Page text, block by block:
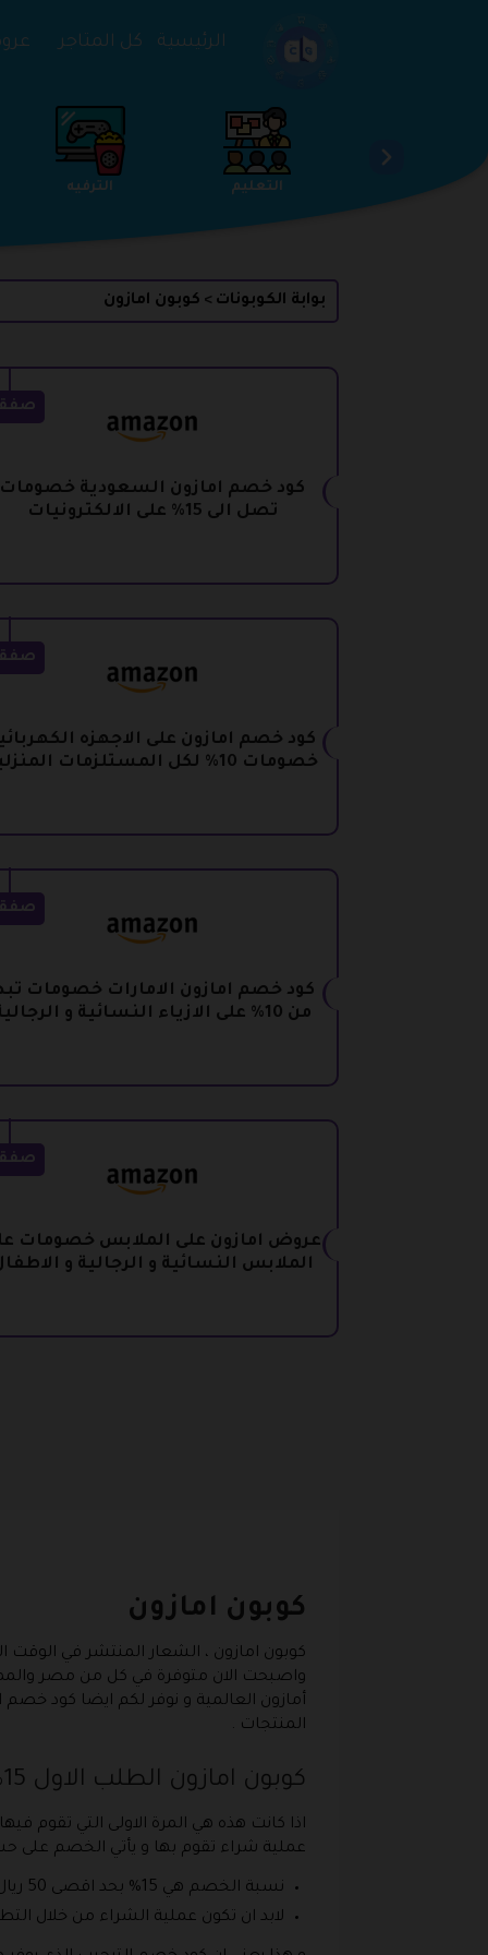
الرئيسية كل المتاجر
التعليم الجمال والعناية الخدمات
بوابة الكوبونات > كوبون امازون
كود خصم امازون السعودية خصومات
تصل الى 15% على الالكترونيات
كود خصم امازون على الاجهزه
خصومات 10% لكل المستلزمات المنزلية
كود خصم امازون الامارات خصومات
من 10% على الازياء النسائية و الرجالية
عروض امازون على الملابس خصومات
الملابس النسائية و الرجالية و
كوبون امازون
كوبون امازون ، الشعار المنتشر في
واصبحت الان متوفرة في كل من مصر
المنتجات .
كوبون امازون الطلب الاول 15%
عملية شراء تقوم بها و يأتي الخصم على
نسبة الخصم هي 15% بحد اقصى 50 ريال او 50 درهم .
لابد ان تكون عملية الشراء من خلال